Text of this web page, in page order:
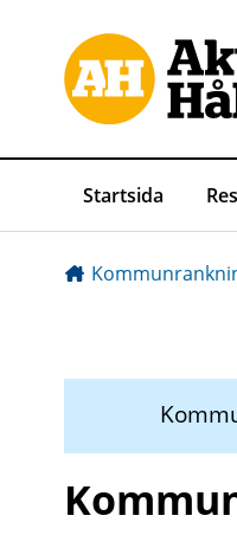
Startsida